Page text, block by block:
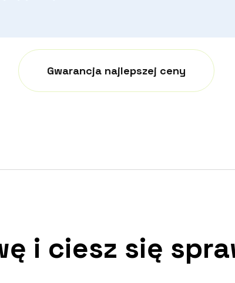
Gwarancja najlepszej ceny
i ciesz się